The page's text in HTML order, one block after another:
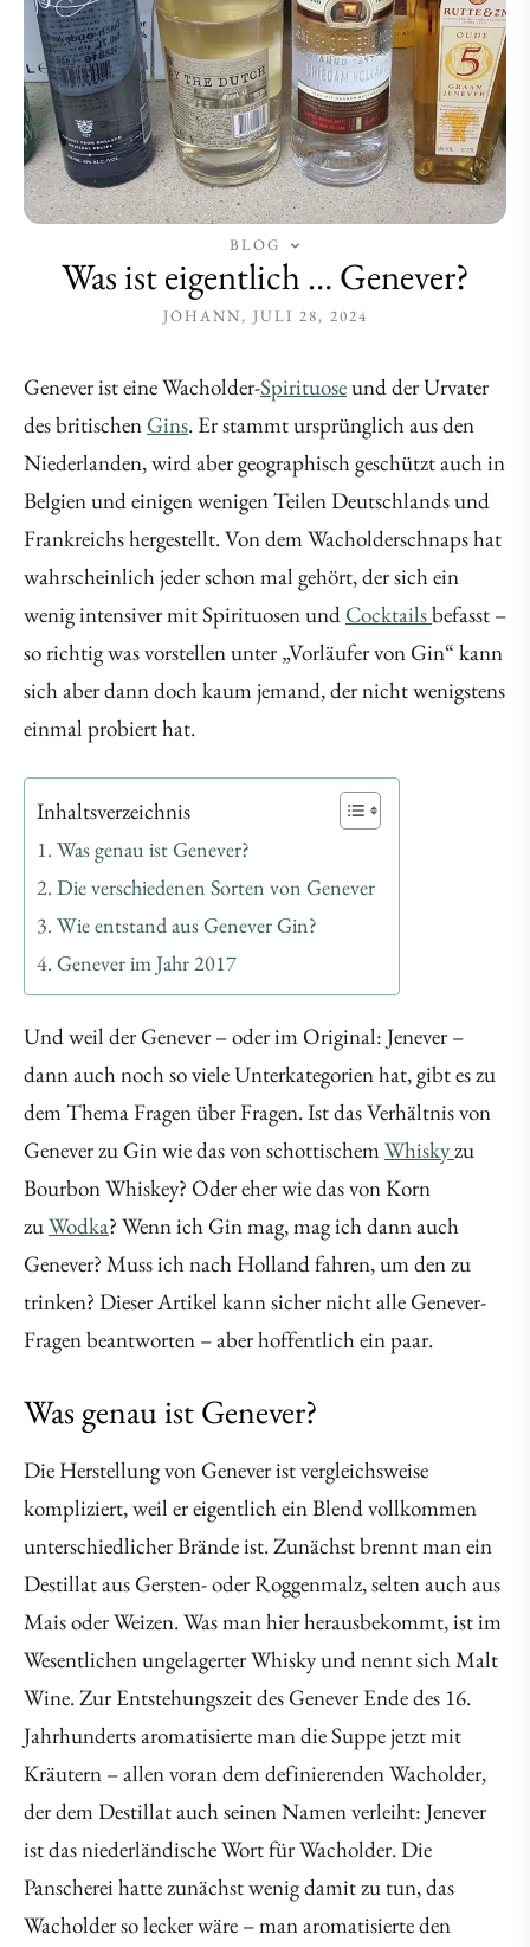
BLOG
Was ist eigentlich … Genever?
JOHANN JULI 28, 2024
Genever ist eine Wacholder-Spirituoseund der Urvater
des britischen Gins. Er stammt ursprünglich aus den
Niederlanden, wird aber geographisch geschützt auch in
Belgien und einigen wenigen Teilen Deutschlands und
Frankreichs hergestellt. Von dem Wacholderschnaps hat
wahrscheinlich jeder schon mal gehört, der sich ein
wenig intensiver mit Spirituosen und Cocktailsbefasst –
so richtig was vorstellen unter „Vorläufer von Gin“ kann
sich aber dann doch kaum jemand, der nicht wenigstens
einmal probiert hat.
Inhaltsverzeichnis
Was genau ist Genever?
Die verschiedenen Sorten von Genever
Wie entstand aus Genever Gin?
Genever im Jahr 2017
Und weil der Genever – oder im Original: Jenever –
dann auch noch so viele Unterkategorien hat, gibt es zu
dem Thema Fragen über Fragen. Ist das Verhältnis von
Genever zu Gin wie das von schottischemWhiskyzu
Bourbon Whiskey? Oder eher wie das von Korn
zuWodka? Wenn ich Gin mag, mag ich dann auch
Genever? Muss ich nach Holland fahren, um den zu
trinken? Dieser Artikel kann sicher nicht alle Genever-
Fragen beantworten – aber hoffentlich ein paar.
Was genau ist Genever?
Die Herstellung von Genever ist vergleichsweise
kompliziert, weil er eigentlich ein Blend vollkommen
unterschiedlicher Brände ist. Zunächst brennt man ein
Destillat aus Gersten- oder Roggenmalz, selten auch aus
Mais oder Weizen. Was man hier herausbekommt, ist im
Wesentlichen ungelagerter Whisky und nennt sich Malt
Wine. Zur Entstehungszeit des Genever Ende des 16.
Jahrhunderts aromatisierte man die Suppe jetzt mit
Kräutern – allen voran dem definierenden Wacholder,
der dem Destillat auch seinen Namen verleiht: Jenever
ist das niederländische Wort für Wacholder. Die
Panscherei hatte zunächst wenig damit zu tun, das
Wacholder so lecker wäre – man aromatisierte den